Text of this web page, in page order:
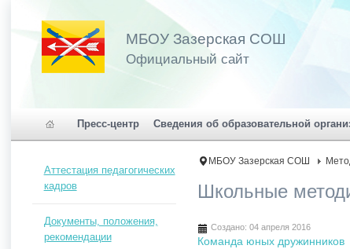
МБОУ Зазерская СОШ
Официальный сайт
Пресс-центр Сведения об образовательной
МБОУ Зазерская СОШ
Школьные
Создано: 04 апреля 2016
Команда юных дружинников
Аттестация педагогических
кадров
Документы, положения,
рекомендации